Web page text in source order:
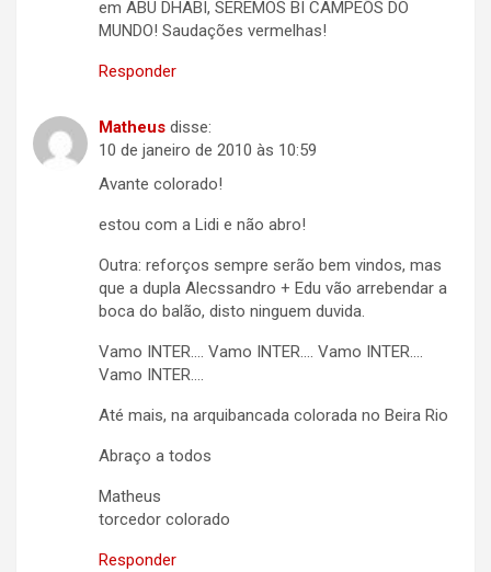
em ABU DHABI, SEREMOS BI CAMPEÕS DO
MUNDO! Saudações vermelhas!
Responder
Matheus disse:
10 de janeiro de 2010 às 10:59
Avante colorado!
estou com a Lidi e não abro!
Outra: reforços sempre serão bem vindos, mas
que a dupla Alecssandro + Edu vão arrebendar a
boca do balão, disto ninguem duvida.
Vamo INTER…. Vamo INTER…. Vamo INTER….
Vamo INTER….
Até mais, na arquibancada colorada no Beira Rio
Abraço a todos
Matheus
torcedor colorado
Responder